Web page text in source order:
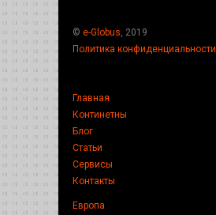
© e-Globus , 2019
Политика конфиденциальности
Главная
Континетны
Блог
Статьи
Сервисы
Контакты
Европа